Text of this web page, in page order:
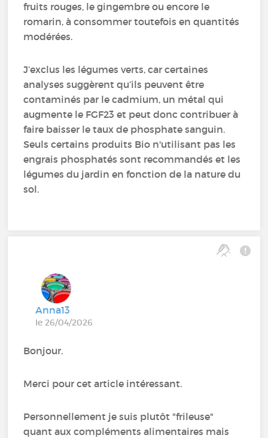
fruits rouges, le gingembre ou encore le
romarin, à consommer toutefois en quantités
modérées.
J’exclus les légumes verts, car certaines
analyses suggèrent qu’ils peuvent être
contaminés par le cadmium, un métal qui
augmente le FGF23 et peut donc contribuer à
faire baisser le taux de phosphate sanguin.
Seuls certains produits Bio n'utilisant pas les
engrais phosphatés sont recommandés et les
légumes du jardin en fonction de la nature du
sol.
Anna13
le 26/04/2026
Bonjour.
Merci pour cet article intéressant.
Personnellement je suis plutôt "frileuse"
quant aux compléments alimentaires mais